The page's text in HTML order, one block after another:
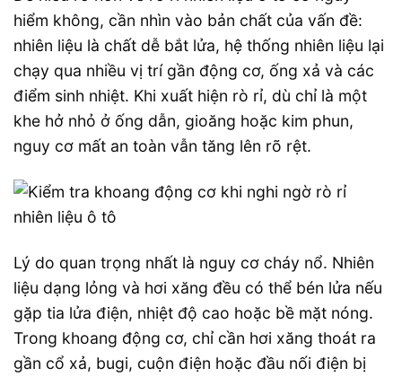
hiểm không, cần nhìn vào bản chất của vấn đề:
nhiên liệu là chất dễ bắt lửa, hệ thống nhiên liệu lại
chạy qua nhiều vị trí gần động cơ, ống xả và các
điểm sinh nhiệt. Khi xuất hiện rò rỉ, dù chỉ là một
khe hở nhỏ ở ống dẫn, gioăng hoặc kim phun,
nguy cơ mất an toàn vẫn tăng lên rõ rệt.
Lý do quan trọng nhất là nguy cơ cháy nổ. Nhiên
liệu dạng lỏng và hơi xăng đều có thể bén lửa nếu
gặp tia lửa điện, nhiệt độ cao hoặc bề mặt nóng.
Trong khoang động cơ, chỉ cần hơi xăng thoát ra
gần cổ xả, bugi, cuộn điện hoặc đầu nối điện bị